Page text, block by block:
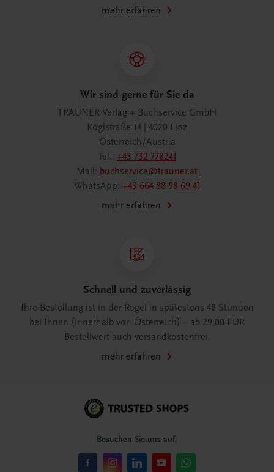
mehr erfahren
Wir sind gerne für Sie da
TRAUNER Verlag + Buchservice GmbH
Köglstraße 14 | 4020 Linz
Österreich/Austria
Tel.: +43 732 778241
Mail: buchservice@trauner.at
WhatsApp: +43 664 88 58 69 41
mehr erfahren
Schnell und zuverlässig
Ihre Bestellung ist in der Regel in spätestens 48 Stunden
bei Ihnen (innerhalb von Österreich) – ab 29,00 EUR
Bestellwert auch versandkostenfrei.
mehr erfahren
Besuchen Sie uns auf: